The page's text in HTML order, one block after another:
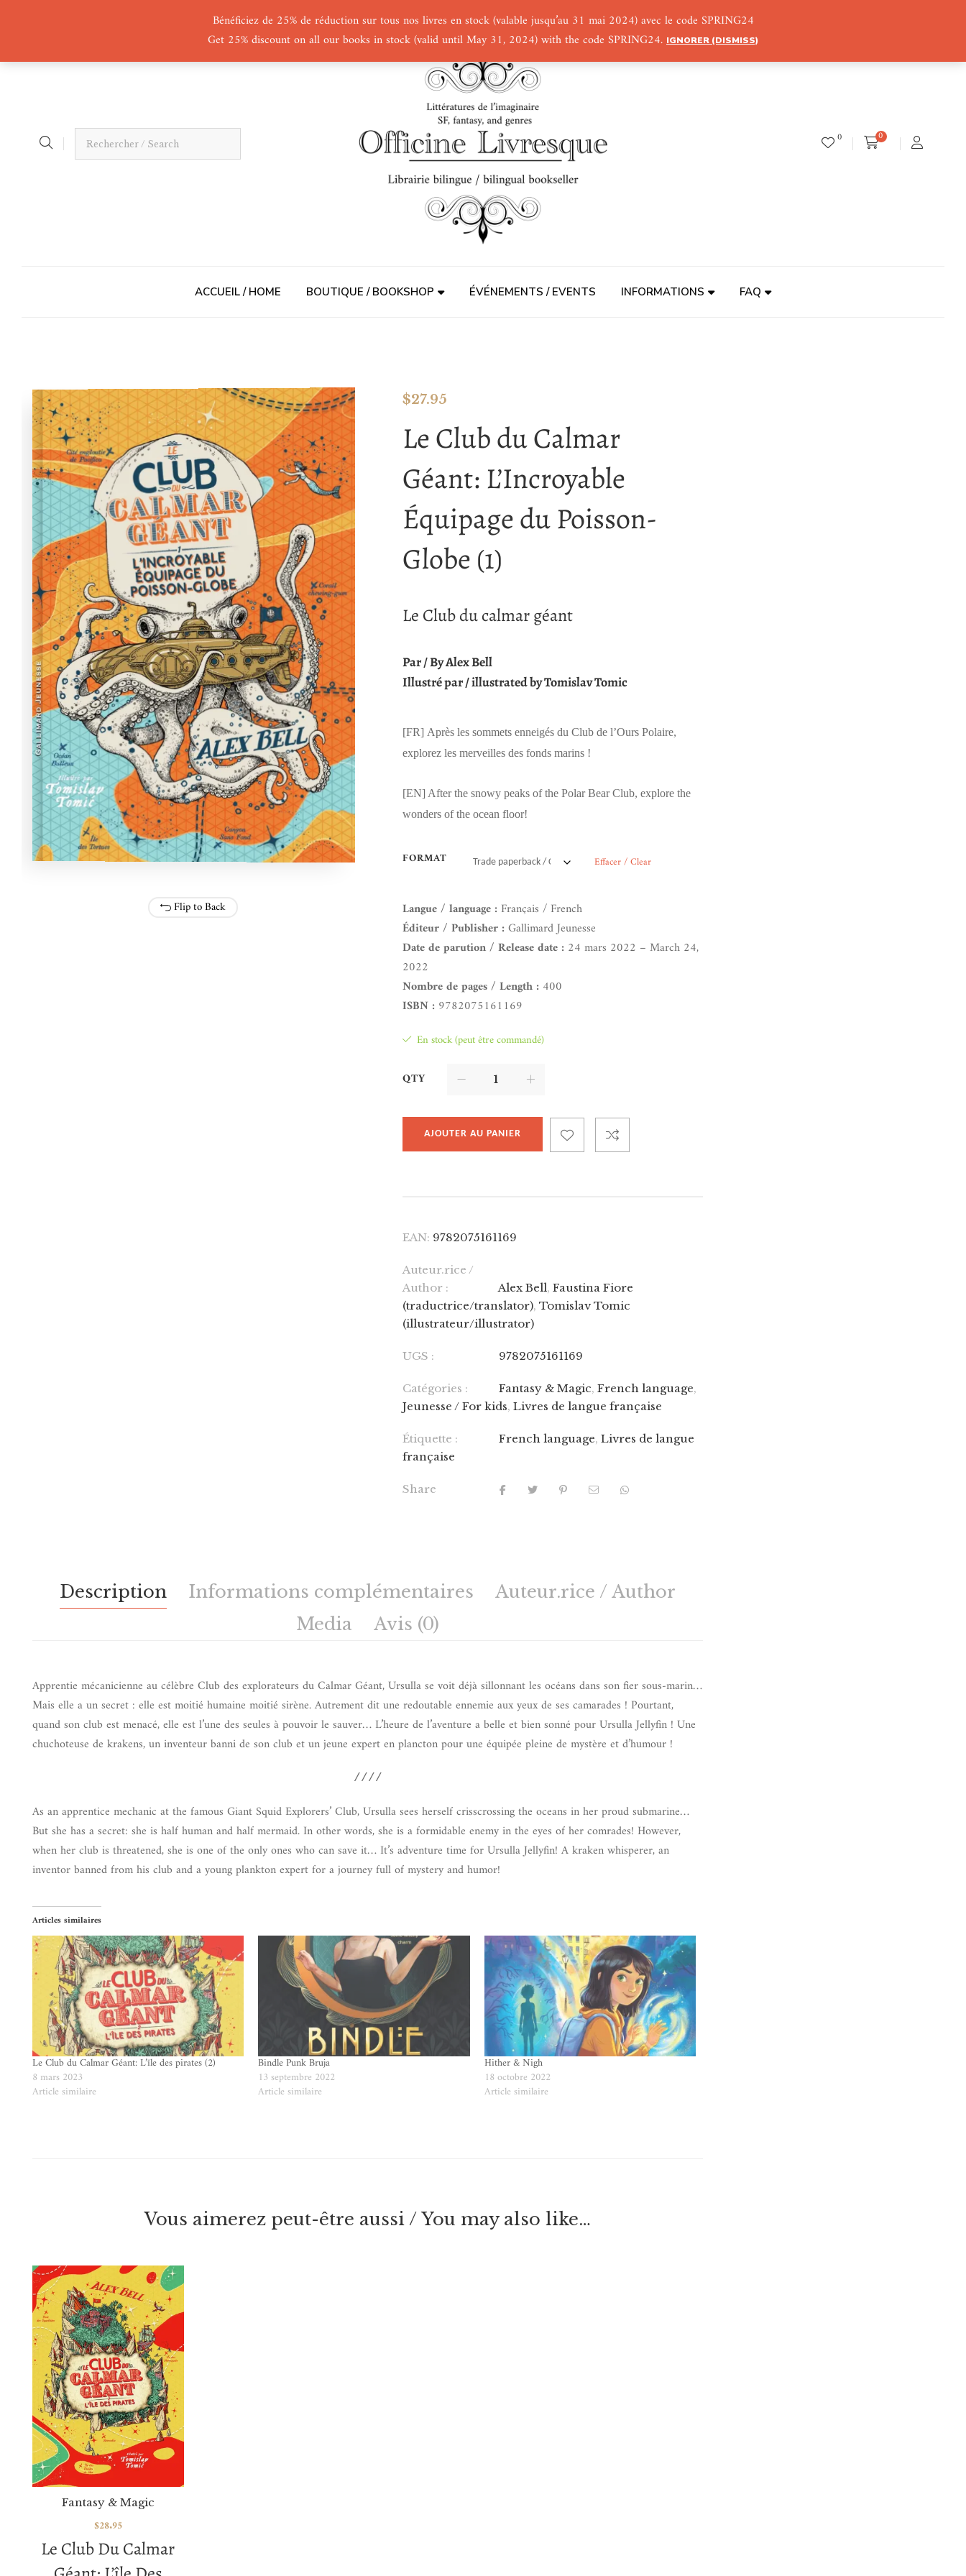
Bénéficiez de 25% de réduction sur tous nos livres en stock (valable jusqu’au 31 mai 2024) avec le code SPRING24
Get 25% discount on all our books in stock (valid until May 31, 2024) with the code SPRING24. IGNORER (DISMISS)
0 0
ACCUEIL / HOME BOUTIQUE / BOOKSHOP ÉVÉNEMENTS / EVENTS INFORMATIONS FAQ
Flip to Back
$27.95
Le Club du Calmar
Géant: L’Incroyable
Équipage du Poisson-
Globe (1)
Le Club du calmar géant
Par / By Alex Bell
Illustré par / illustrated by Tomislav Tomic
[FR] Après les sommets enneigés du Club de l’Ours Polaire,
explorez les merveilles des fonds marins !
[EN] After the snowy peaks of the Polar Bear Club, explore the
wonders of the ocean floor!
FORMAT Effacer / Clear
Langue / language : Français / French
Éditeur / Publisher :Gallimard Jeunesse
Date de parution / Release date : 24 mars 2022 – March 24,
2022
Nombre de pages / Length : 400
ISBN : 9782075161169
En stock (peut être commandé)
QTY
AJOUTER AU PANIER
EAN: 9782075161169
Auteur.rice /
Author :
Alex Bell,Faustina Fiore
(traductrice/translator),Tomislav Tomic
(illustrateur/illustrator)
UGS : 9782075161169
Catégories : Fantasy & Magic,French language,
Jeunesse / For kids,Livres de langue française
Étiquette : French language,Livres de langue
française
Share
Description Informations complémentaires
Auteur.rice / Author
Media
Avis (0)
Apprentie mécanicienne au célèbre Club des explorateurs du Calmar Géant, Ursulla se voit déjà sillonnant les océans dans son fier sous-marin…
Mais elle a un secret : elle est moitié humaine moitié sirène. Autrement dit une redoutable ennemie aux yeux de ses camarades ! Pourtant,
quand son club est menacé, elle est l’une des seules à pouvoir le sauver… L’heure de l’aventure a belle et bien sonné pour Ursulla Jellyfin ! Une
chuchoteuse de krakens, un inventeur banni de son club et un jeune expert en plancton pour une équipée pleine de mystère et d’humour !
////
As an apprentice mechanic at the famous Giant Squid Explorers’ Club, Ursulla sees herself crisscrossing the oceans in her proud submarine…
But she has a secret: she is half human and half mermaid. In other words, she is a formidable enemy in the eyes of her comrades! However,
when her club is threatened, she is one of the only ones who can save it… It’s adventure time for Ursulla Jellyfin! A kraken whisperer, an
inventor banned from his club and a young plankton expert for a journey full of mystery and humor!
Articles similaires
Le Club du Calmar Géant: L’île des pirates (2)
8 mars 2023
Article similaire
Bindle Punk Bruja
13 septembre 2022
Article similaire
Hither & Nigh
18 octobre 2022
Article similaire
Vous aimerez peut-être aussi / You may also like…
Le Club Du Calmar
Fantasy & Magic
$28.95